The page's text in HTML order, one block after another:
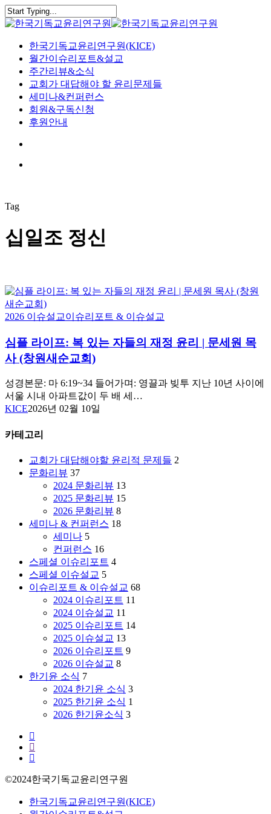
Skip
to
main
content
Close
search
Menu
한국기독교윤리연구원(KICE)
월간이슈리포트&설교
주간리뷰&소식
교회가 대답해야 할 윤리문제들
세미나&컨퍼런스
회원&구독신청
후원안내
Tag
십일조 정신
심
라
이
프:
복
있
는
들
의
2026 이슈설교이슈리포트 & 이슈설교
심플 라이프: 복 있는 자들의 재정 윤리 | 문세원 목
사 (창원새순교회)
성경본문: 마 6:19~34 들어가며: 영끌과 빚투 지난 10년 사이에
서울 시내 아파트값이 두 배 세…
KICE2026년 02월 10일
카테고리
교회가 대답해야할 윤리적 문제들 2
문화리뷰 37
2024 문화리뷰 13
2025 문화리뷰 15
2026 문화리뷰 8
세미나 & 컨퍼런스 18
세미나 5
컨퍼런스 16
스페셜 이슈리포트 4
스페셜 이슈설교 5
이슈리포트 & 이슈설교 68
2024 이슈리포트 11
2024 이슈설교 11
2025 이슈리포트 14
2025 이슈설교 13
2026 이슈리포트 9
2026 이슈설교 8
한기윤 소식 7
2024 한기윤 소식 3
2025 한기윤 소식 1
2026 한기윤소식 3
facebook
youtube
instagram
©2024한국기독교윤리연구원
Close
Menu
한국기독교윤리연구원(KICE)